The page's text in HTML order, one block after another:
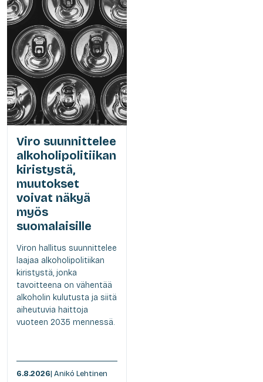
Viro suunnittelee
alkoholipolitiikan
kiristystä,
muutokset
voivat näkyä
myös
suomalaisille
Viron hallitus suunnittelee
laajaa alkoholipolitiikan
kiristystä, jonka
tavoitteena on vähentää
alkoholin kulutusta ja siitä
aiheutuvia haittoja
vuoteen 2035 mennessä.
6.8.2026| Anikó Lehtinen